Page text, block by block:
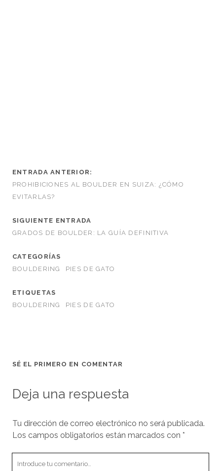
ENTRADA ANTERIOR:
PROHIBICIONES AL BOULDER EN SUIZA: ¿CÓMO
EVITARLAS?
SIGUIENTE ENTRADA
GRADOS DE BOULDER: LA GUÍA DEFINITIVA
CATEGORÍAS
BOULDERING
PIES DE GATO
ETIQUETAS
BOULDERING
PIES DE GATO
SÉ EL PRIMERO EN COMENTAR
Deja una respuesta
Tu dirección de correo electrónico no será publicada.
Los campos obligatorios están marcados con *